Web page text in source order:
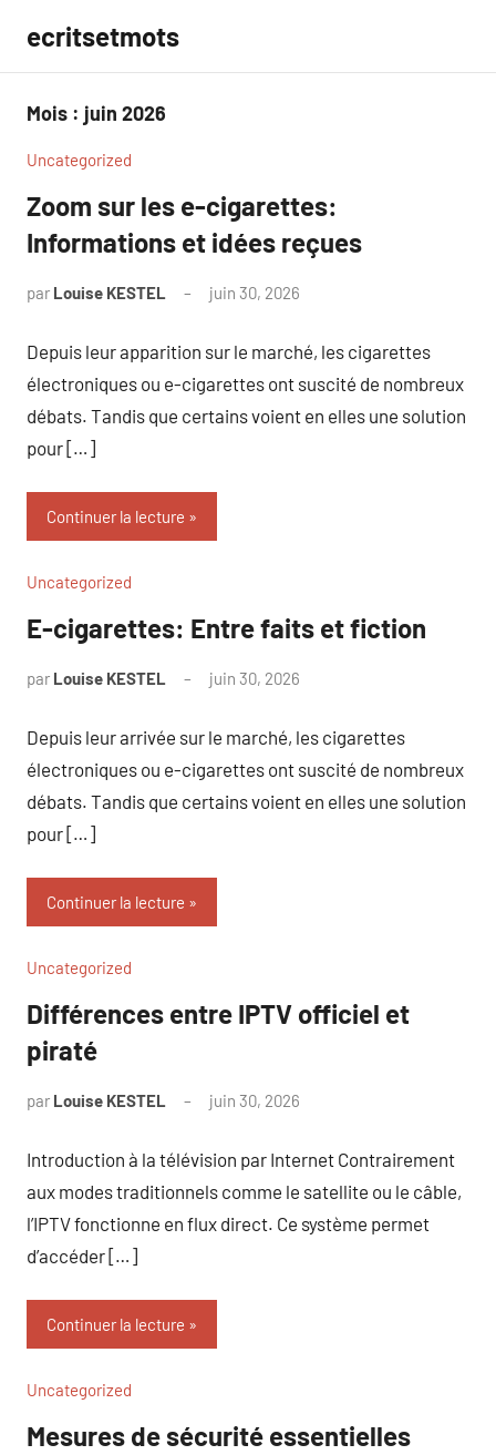
contenu
ecritsetmots
Mois : juin 2026
Uncategorized
Zoom sur les e-cigarettes:
Informations et idées reçues
par Louise KESTEL juin 30, 2026
Depuis leur apparition sur le marché, les cigarettes
électroniques ou e-cigarettes ont suscité de nombreux
débats. Tandis que certains voient en elles une solution
pour […]
Continuer la lecture
Uncategorized
E-cigarettes: Entre faits et fiction
par Louise KESTEL juin 30, 2026
Depuis leur arrivée sur le marché, les cigarettes
électroniques ou e-cigarettes ont suscité de nombreux
débats. Tandis que certains voient en elles une solution
pour […]
Continuer la lecture
Uncategorized
Différences entre IPTV officiel et
piraté
par Louise KESTEL juin 30, 2026
Introduction à la télévision par Internet Contrairement
aux modes traditionnels comme le satellite ou le câble,
l’IPTV fonctionne en flux direct. Ce système permet
d’accéder […]
Continuer la lecture
Uncategorized
Mesures de sécurité essentielles